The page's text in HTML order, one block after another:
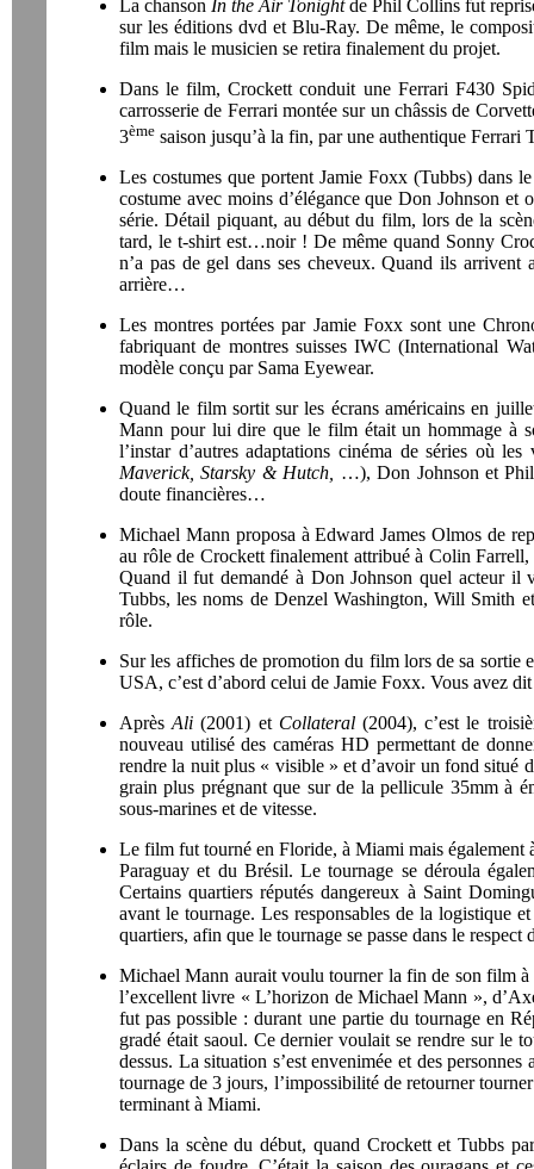
La chanson In the Air Tonightde Phil Collins fut
sur les éditions dvd et Blu-Ray. De même, le
film mais le musicien se retira finalement du projet.
Dans le film, Crockett conduit une Ferrari F430
carrosserie de Ferrari montée sur un châssis de
3ème saison jusqu’à la fin, par une authentique Ferrari
Les costumes que portent Jamie Foxx (Tubbs) dans
costume avec moins d’élégance que Don Johnson et
série. Détail piquant, au début du film, lors de la
tard, le t-shirt est…noir ! De même quand Sonny
n’a pas de gel dans ses cheveux. Quand ils
arrière…
Les montres portées par Jamie Foxx sont une
fabriquant de montres suisses IWC (International
modèle conçu par Sama Eyewear.
Quand le film sortit sur les écrans américains en
Mann pour lui dire que le film était un hommage à
l’instar d’autres adaptations cinéma de séries où
Maverick, Starsky & Hutch, …), Don Johnson et
doute financières…
Michael Mann proposa à Edward James Olmos de
au rôle de Crockett finalement attribué à Colin
Quand il fut demandé à Don Johnson quel acteur il
Tubbs, les noms de Denzel Washington, Will Smith
rôle.
Sur les affiches de promotion du film lors de sa
USA, c’est d’abord celui de Jamie Foxx. Vous avez dit
AprèsAli(2001) et Collateral(2004), c’est le
nouveau utilisé des caméras HD permettant de
rendre la nuit plus « visible » et d’avoir un fond situé
grain plus prégnant que sur de la pellicule 35mm à
sous-marines et de vitesse.
Le film fut tourné en Floride, à Miami mais également
Paraguay et du Brésil. Le tournage se déroula
Certains quartiers réputés dangereux à Saint
avant le tournage. Les responsables de la logistique
quartiers, afin que le tournage se passe dans le
Michael Mann aurait voulu tourner la fin de son film
l’excellent livre « L’horizon de Michael Mann »,
fut pas possible : durant une partie du tournage en
gradé était saoul. Ce dernier voulait se rendre sur le
dessus. La situation s’est envenimée et des
tournage de 3 jours, l’impossibilité de retourner
terminant à Miami.
Dans la scène du début, quand Crockett et Tubbs